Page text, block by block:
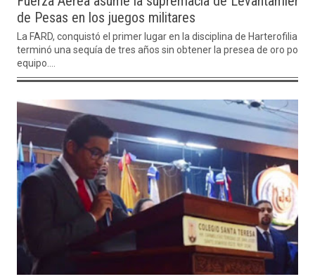
de Pesas en los juegos militares
La FARD, conquistó el primer lugar en la disciplina de Harterofilia y
terminó una sequía de tres años sin obtener la presea de oro por
equipo....